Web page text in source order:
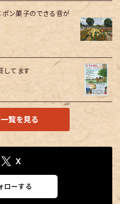
ポン菓子のできる音が
してます
覧を見る
X
ローする